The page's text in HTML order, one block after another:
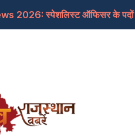
2026: स्पेशलिस्ट ऑफिसर के पदों
8 aug 2026: इन राशियों के जातकों